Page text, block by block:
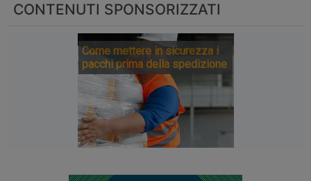
CONTENUTI SPONSORIZZATI
Come mettere in sicurezza i
pacchi prima della spedizione